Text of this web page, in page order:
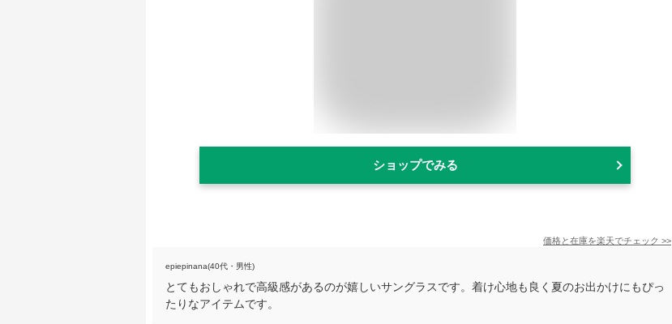
ショップでみる
価格と在庫を楽天でチェック >>
epiepinana(40代・男性)
とてもおしゃれで高級感があるのが嬉しいサングラスです。着け心地も良く夏のお出かけにもぴっ
たりなアイテムです。